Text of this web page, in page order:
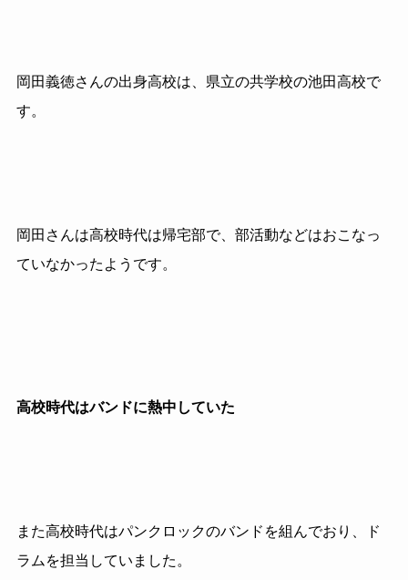
岡田義徳さんの出身高校は、県立の共学校の池田高校で
す。
岡田さんは高校時代は帰宅部で、部活動などはおこなっ
ていなかったようです。
高校時代はバンドに熱中していた
また高校時代はパンクロックのバンドを組んでおり、ド
ラムを担当していました。